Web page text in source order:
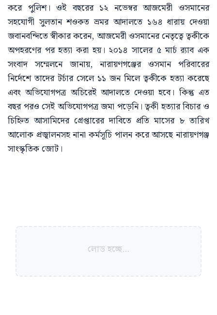
করে পুলিশ। ওই বছরের ১২ নভেম্বর আজমেরী ওসমানের
সহযোগী সুলতান শওকত ভ্রমর আদালতে ১৬৪ ধারায় দেওয়া
জবানবন্দিতে স্বীকার করেন, আজমেরী ওসমানের নেতৃত্বে ত্বকীকে
অপহরণের পর হত্যা করা হয়। ২০১৪ সালের ৫ মার্চ র‍্যাব এক
সংবাদ সম্মেলনে জানায়, নারায়ণগঞ্জের ওসমান পরিবারের
নির্দেশে তাদের টর্চার সেলে ১১ জন মিলে ত্বকীকে হত্যা করেছে
এবং অভিযোগপত্র অচিরেই আদালতে দেওয়া হবে। কিন্তু এত
বছর পরও সেই অভিযোগপত্র জমা পড়েনি। ত্বকী হত্যার বিচার ও
চিহ্নিত আসামিদের গ্রেপ্তারের দাবিতে প্রতি মাসের ৮ তারিখ
আলোক প্রজ্বালনসহ নানা কর্মসূচি পালন করে আসছে নারায়ণগঞ্জ
সাংস্কৃতিক জোট।
লোড হচ্ছে...